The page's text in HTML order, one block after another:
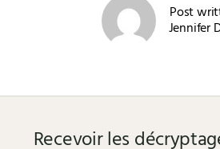
Post
Jennifer
Recevoir les